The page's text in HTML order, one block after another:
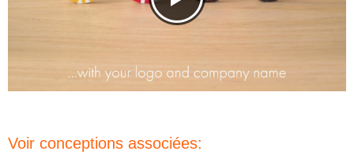
Voir conceptions associées: